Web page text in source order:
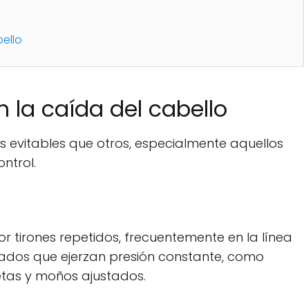
la caída del cabello
que otros, especialmente aquellos
tirones repetidos, frecuentemente en la línea
que ejerzan presión constante, como
y moños ajustados.